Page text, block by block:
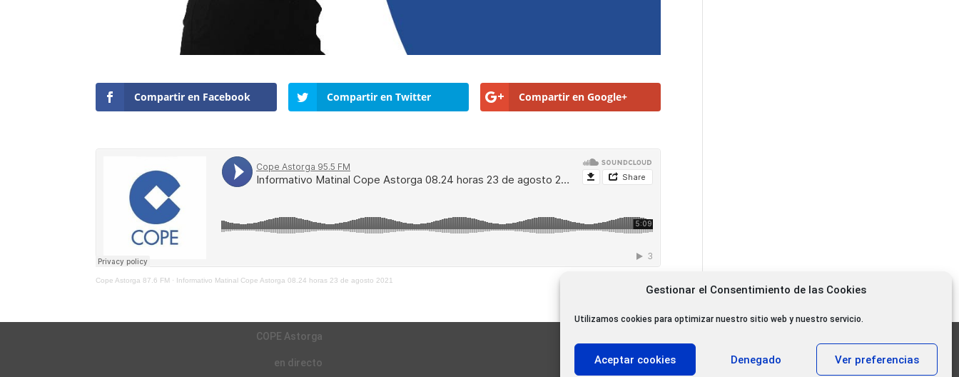
Gestionar el Consentimiento de las Cookies
Utilizamos cookies para optimizar nuestro sitio web y nuestro servicio.
Aceptar cookies Denegado Ver preferencias
Compartir en Facebook Compartir en Twitter Compartir en Google+
Cope Astorga 87.6 FM · Informativo Matinal Cope Astorga 08.24 horas 23 de agosto 2021
COPE Astorga
en directo 11.000 Gracias